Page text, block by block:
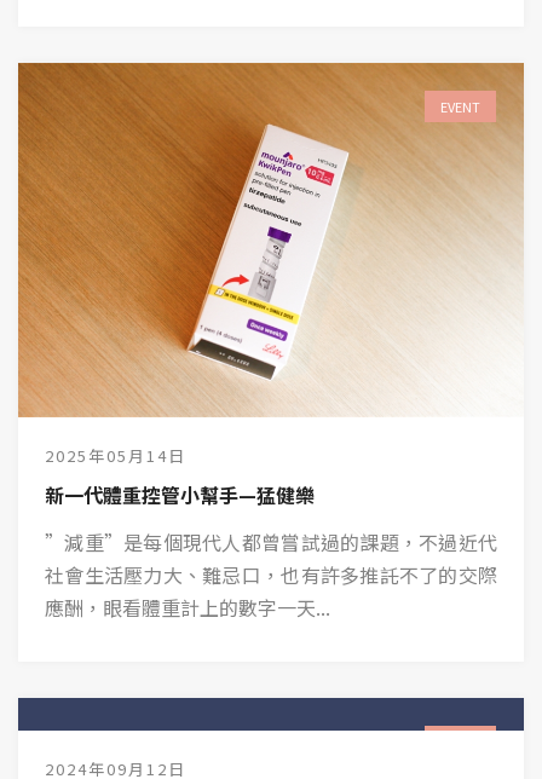
EVENT
2025年05月14日
新一代體重控管小幫手—猛健樂
”減重”是每個現代人都曾嘗試過的課題，不過近代
社會生活壓力大、難忌口，也有許多推託不了的交際
應酬，眼看體重計上的數字一天...
2024年09月12日